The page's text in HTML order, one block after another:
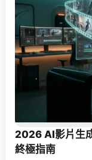
2026 AI影片生
終極指南